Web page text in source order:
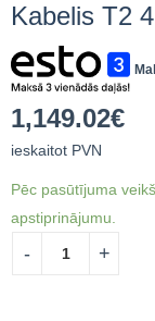
Kabelis T2
1,149.02€
ieskaitot PVN
Pēc pasūtījuma
apstiprinājumu.